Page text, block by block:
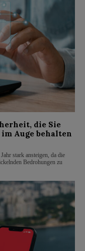
die Sie
Auge behalten
stark ansteigen, da die
Bedrohungen zu